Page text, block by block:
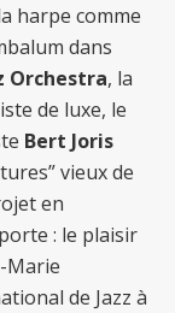
harpe comme
dans
Orchestra, la
de luxe, le
Bert Joris
vieux de
en
: le plaisir
Marie
de Jazz à